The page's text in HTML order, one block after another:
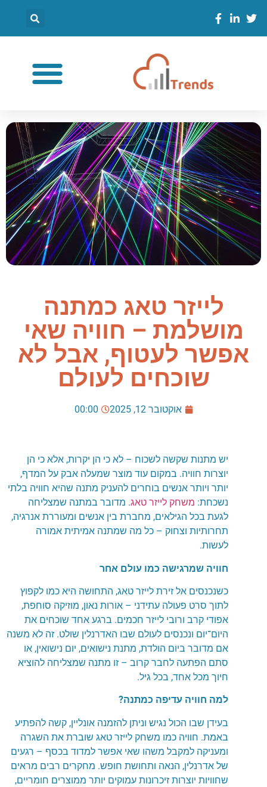
לייזר טאג כמתנה
מושלמת – חוויה שאי
אפשר לעטוף, אבל לא
שוכחים לעולם
אוקטובר 12, 2025 00:00
יש מתנות שקשה לשכוח – לא כי הן יקרות, אלא כי הן
יוצרות חוויה. במקום עוד מוצר שמעלה אבק על המדף,
יותר ויותר אנשים בוחרים להעניק מתנה שהיא חוויה בלתי
נשכחת: משחק לייזר טאג. מדובר במתנה שמצליחה
לגעת בכל הגילאים, מחברת בין אנשים ומעוררת אנרגיה,
תחרותיות וצחוק – כל מה שמתנה אמיתית אמורה
לעשות.
חוויה שמרגישה כמו עולם אחר
כשנכנסים אל זירת לייזר טאג, התחושה היא כמו לקפוץ
לתוך סרט פעולה עתידני – אורות נאון, מוזיקה סוחפת,
אפודי קרב ורובי לייזר חכמים. ברגע אחד שוכחים את
היום־יום ונכנסים לעולם שבו האדרנלין שולט. זה לא משנה
אם מדובר ביום הולדת, מתנת נישואים, יום נישואין, או
סתם הפתעה לחבר קרוב – זו מתנה שמצליחה להוציא
חיוך מכל אחד, בכל גיל.
למה חוויה עדיפה כמתנה?
בעידן שבו הכול נגיש וניתן להזמנה אונליין, קשה להפתיע
באמת. חוויה כמו משחק לייזר טאג שוברת את השגרה
ומעניקה למקבל משהו שאי אפשר למדוד בכסף – רגעים
של אדרנלין, הנאה ותחושת חופש. מחקרים רבים מראים
שחוויות יוצרות זיכרונות עמוקים יותר ממוצרים חומריים,